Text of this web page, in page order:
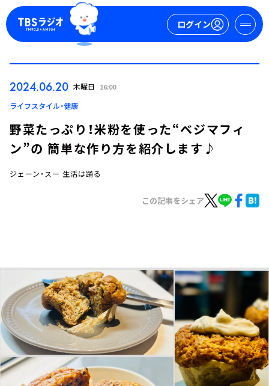
ログイン
ログイン
お知らせ
イベント・グッズ
YouTube
会社情報
2024.06.20 木曜日 16:00
ライフスタイル・健康
野菜たっぷり！米粉を使った“ベジマフィ
ン”の 簡単な作り方を紹介します♪
ジェーン・スー 生活は踊る
この記事をシェア